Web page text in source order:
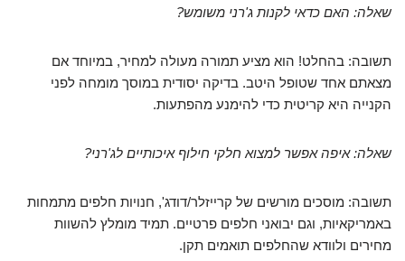
שאלה: האם כדאי לקנות ג'רני משומש?
תשובה: בהחלט! הוא מציע תמורה מעולה למחיר, במיוחד אם
מצאתם אחד שטופל היטב. בדיקה יסודית במוסך מומחה לפני
הקנייה היא קריטית כדי להימנע מהפתעות.
שאלה: איפה אפשר למצוא חלקי חילוף איכותיים לג'רני?
תשובה: מוסכים מורשים של קרייזלר/דודג', חנויות חלפים מתמחות
באמריקאיות, וגם יבואני חלפים פרטיים. תמיד מומלץ להשוות
מחירים ולוודא שהחלפים תואמים תקן.